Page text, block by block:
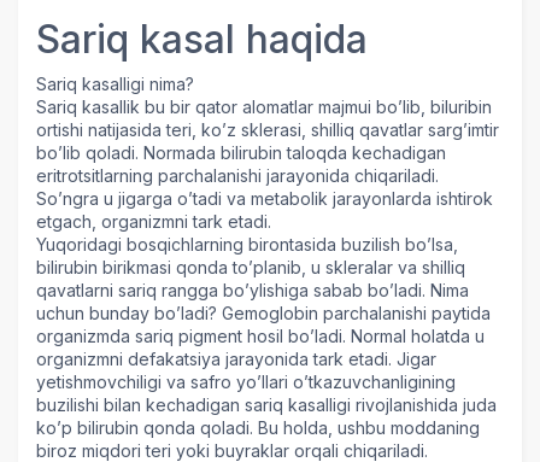
Sariq kasal haqida
Sariq kasalligi nima?
Sariq kasallik bu bir qator alomatlar majmui bo’lib, biluribin
ortishi natijasida teri, ko’z sklerasi, shilliq qavatlar sarg’imtir
bo’lib qoladi. Normada bilirubin taloqda kechadigan
eritrotsitlarning parchalanishi jarayonida chiqariladi.
So’ngra u jigarga o’tadi va metabolik jarayonlarda ishtirok
etgach, organizmni tark etadi.
Yuqoridagi bosqichlarning birontasida buzilish bo’lsa,
bilirubin birikmasi qonda to’planib, u skleralar va shilliq
qavatlarni sariq rangga bo’ylishiga sabab bo’ladi. Nima
uchun bunday bo’ladi? Gemoglobin parchalanishi paytida
organizmda sariq pigment hosil bo’ladi. Normal holatda u
organizmni defakatsiya jarayonida tark etadi. Jigar
yetishmovchiligi va safro yo’llari o’tkazuvchanligining
buzilishi bilan kechadigan sariq kasalligi rivojlanishida juda
ko’p bilirubin qonda qoladi. Bu holda, ushbu moddaning
biroz miqdori teri yoki buyraklar orqali chiqariladi.